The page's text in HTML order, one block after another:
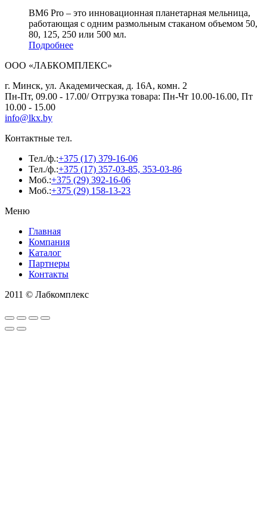
BM6 Pro – это инновационная планетарная мельница,
работающая с одним размольным стаканом объемом 50,
80, 125, 250 или 500 мл.
Подробнее
ООО «ЛАБКОМПЛЕКС»
г. Минск, ул. Академическая, д. 16А, комн. 2
Пн-Пт, 09.00 - 17.00/ Отгрузка товара: Пн-Чт 10.00-16.00, Пт
10.00 - 15.00
info@lkx.by
Контактные тел.
Тел./ф.:+375 (17) 379-16-06
Тел./ф.:+375 (17) 357-03-85, 353-03-86
Моб.:+375 (29) 392-16-06
Моб.:+375 (29) 158-13-23
Меню
Главная
Компания
Каталог
Партнеры
Контакты
2011 © Лабкомплекс